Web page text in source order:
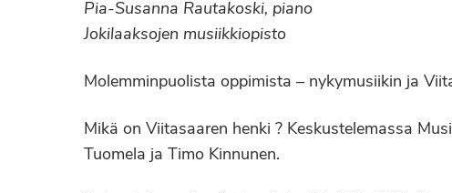
Pia-Susanna Rautakoski, piano
Jokilaaksojen musiikkiopisto
Molemminpuolista oppimista – nykymusiikin ja
Mikä on Viitasaaren henki ? Keskustelemassa
Tuomela ja Timo Kinnunen.